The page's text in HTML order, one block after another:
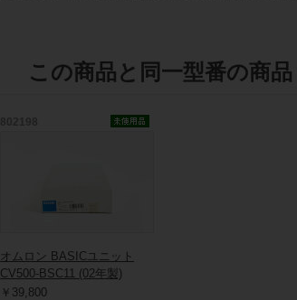
この商品と同一型番の商品
オムロン BASICユニット
CV500-BSC11 (02年製)
￥39,800